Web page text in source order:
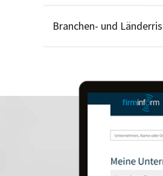
Branchen- und